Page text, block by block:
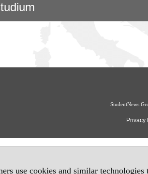
use cookies and similar
StudentNews
Privacy